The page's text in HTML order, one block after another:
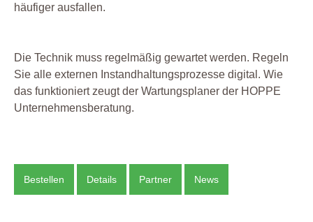
häufiger ausfallen.
Die Technik muss regelmäßig gewartet werden. Regeln
Sie alle externen Instandhaltungsprozesse digital. Wie
das funktioniert zeugt der Wartungsplaner der HOPPE
Unternehmensberatung.
Bestellen Details Partner News